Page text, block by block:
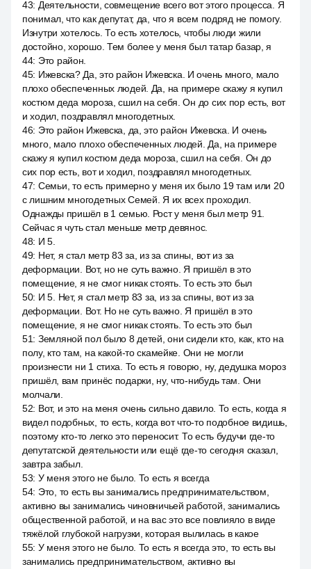
43: Деятельности, совмещение всего вот этого процесса. Я
понимал, что как депутат, да, что я всем подряд не помогу.
Изнутри хотелось. То есть хотелось, чтобы люди жили
достойно, хорошо. Тем более у меня был татар базар, я
44: Это район.
45: Ижевска? Да, это район Ижевска. И очень много, мало
плохо обеспеченных людей. Да, на примере скажу я купил
костюм деда мороза, сшил на себя. Он до сих пор есть, вот
и ходил, поздравлял многодетных.
46: Это район Ижевска, да, это район Ижевска. И очень
много, мало плохо обеспеченных людей. Да, на примере
скажу я купил костюм деда мороза, сшил на себя. Он до
сих пор есть, вот и ходил, поздравлял многодетных.
47: Семьи, то есть примерно у меня их было 19 там или 20
с лишним многодетных Семей. Я их всех проходил.
Однажды пришёл в 1 семью. Рост у меня был метр 91.
Сейчас я чуть стал меньше метр девянос.
48: И 5.
49: Нет, я стал метр 83 за, из за спины, вот из за
деформации. Вот, но не суть важно. Я пришёл в это
помещение, я не смог никак стоять. То есть это был
50: И 5. Нет, я стал метр 83 за, из за спины, вот из за
деформации. Вот. Но не суть важно. Я пришёл в это
помещение, я не смог никак стоять. То есть это был
51: Земляной пол было 8 детей, они сидели кто, как, кто на
полу, кто там, на какой-то скамейке. Они не могли
произнести ни 1 стиха. То есть я говорю, ну, дедушка мороз
пришёл, вам принёс подарки, ну, что-нибудь там. Они
молчали.
52: Вот, и это на меня очень сильно давило. То есть, когда я
видел подобных, то есть, когда вот что-то подобное видишь,
поэтому кто-то легко это переносит. То есть будучи где-то
депутатской деятельности или ещё где-то сегодня сказал,
завтра забыл.
53: У меня этого не было. То есть я всегда
54: Это, то есть вы занимались предпринимательством,
активно вы занимались чиновничьей работой, занимались
общественной работой, и на вас это все повлияло в виде
тяжёлой глубокой нагрузки, которая вылилась в какое
55: У меня этого не было. То есть я всегда это, то есть вы
занимались предпринимательством, активно вы